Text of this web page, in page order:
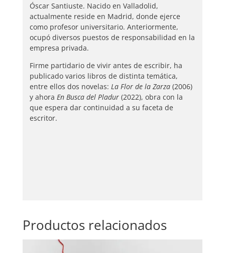
Óscar Santiuste. Nacido en Valladolid,
actualmente reside en Madrid, donde ejerce
como profesor universitario. Anteriormente,
ocupó diversos puestos de responsabilidad en la
empresa privada.
Firme partidario de vivir antes de escribir, ha
publicado varios libros de distinta temática,
entre ellos dos novelas: La Flor de la Zarza(2006)
y ahora En Busca del Pladur(2022), obra con la
que espera dar continuidad a su faceta de
escritor.
Productos relacionados